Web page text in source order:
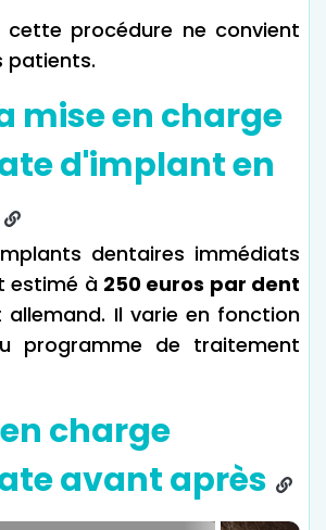
cette procédure ne convient
patients.
mise en charge
d'implant en
dentaires immédiats
estimé à 250 euros par dent
allemand. Il varie en fonction
programme de traitement
charge
avant après